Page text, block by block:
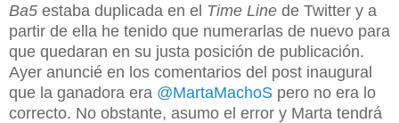
Ba5 estaba duplicada en el Time Line de Twitter y a
partir de ella he tenido que numerarlas de nuevo para
que quedaran en su justa posición de publicación.
Ayer anuncié en los comentarios del post inaugural
que la ganadora era @MartaMachoS pero no era lo
correcto. No obstante, asumo el error y Marta tendrá